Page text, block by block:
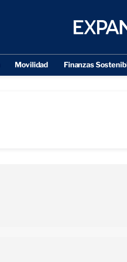
Movilidad Finanzas